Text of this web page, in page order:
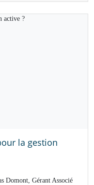
la gestion
Domont, Gérant Associé